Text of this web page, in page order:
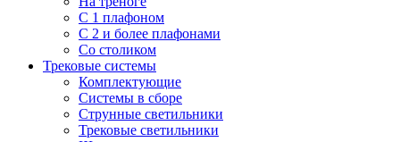
С 1 плафоном
С 2 и более плафонами
Со столиком
Трековые системы
Комплектующие
Системы в сборе
Струнные светильники
Трековые светильники